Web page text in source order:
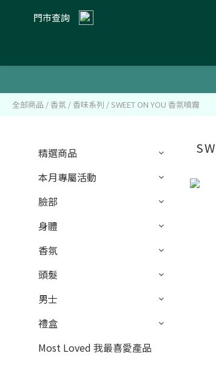
門市查詢
全部商品 /香氛 /香味系列 /SWEET ON YOU 香氛噴霧
精選商品
本月專屬活動
臉部
身體
香氛
頭髮
男士
禮盒
Most Loved 我最喜愛產品